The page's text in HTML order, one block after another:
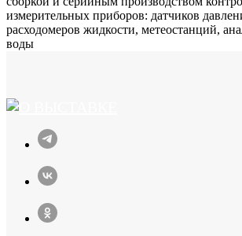
измерительных приборов: датчиков
расходомеров жидкости, метеостанций,
воды